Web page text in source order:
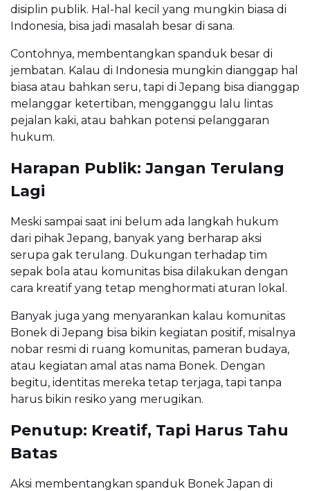
disiplin publik. Hal-hal kecil yang mungkin biasa di
Indonesia, bisa jadi masalah besar di sana.
Contohnya, membentangkan spanduk besar di
jembatan. Kalau di Indonesia mungkin dianggap hal
biasa atau bahkan seru, tapi di Jepang bisa dianggap
melanggar ketertiban, mengganggu lalu lintas
pejalan kaki, atau bahkan potensi pelanggaran
hukum.
Harapan Publik: Jangan Terulang
Lagi
Meski sampai saat ini belum ada langkah hukum
dari pihak Jepang, banyak yang berharap aksi
serupa gak terulang. Dukungan terhadap tim
sepak bola atau komunitas bisa dilakukan dengan
cara kreatif yang tetap menghormati aturan lokal.
Banyak juga yang menyarankan kalau komunitas
Bonek di Jepang bisa bikin kegiatan positif, misalnya
nobar resmi di ruang komunitas, pameran budaya,
atau kegiatan amal atas nama Bonek. Dengan
begitu, identitas mereka tetap terjaga, tapi tanpa
harus bikin resiko yang merugikan.
Penutup: Kreatif, Tapi Harus Tahu
Batas
Aksi membentangkan spanduk Bonek Japan di